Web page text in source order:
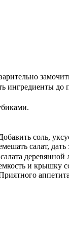
ингредиенты до
соль,
салат,
и крышку